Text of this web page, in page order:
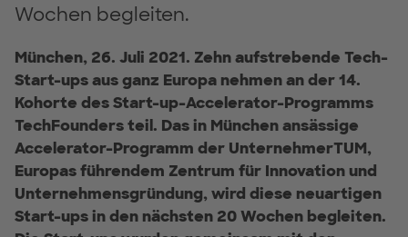
Wochen begleiten.
München, 26. Juli 2021. Zehn aufstrebende Tech-
Start-ups aus ganz Europa nehmen an der 14.
Kohorte des Start-up-Accelerator-Programms
TechFounders teil. Das in München ansässige
Accelerator-Programm der UnternehmerTUM,
Europas führendem Zentrum für Innovation und
Unternehmensgründung, wird diese neuartigen
Start-ups in den nächsten 20 Wochen begleiten.